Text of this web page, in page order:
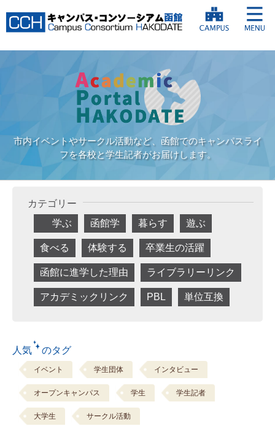
市内イベントやサークル活動など、函館でのキャンパスライ
フを各校と学生記者がお届けします。
カテゴリー
学ぶ
函館学 暮らす 遊ぶ
食べる 体験する 卒業生の活躍
函館に進学した理由 ライブラリーリンク
アカデミックリンク PBL 単位互換
人気 のタグ
イベント 学生団体 インタビュー
オープンキャンパス 学生 学生記者
大学生 サークル活動